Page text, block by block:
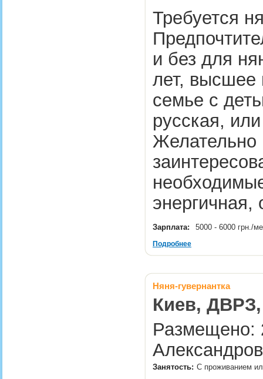
Требуется
и без для
лет, высшее
семье с
русская,
Зарплата: 5000 - 6000 грн./
Подробнее
Няня-гувернантка
Киев, ДВРЗ,
Размещено:
Занятость: С проживанием